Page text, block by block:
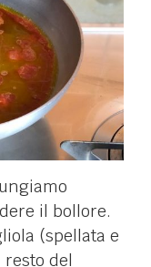
il bollore.
(spellata e
del